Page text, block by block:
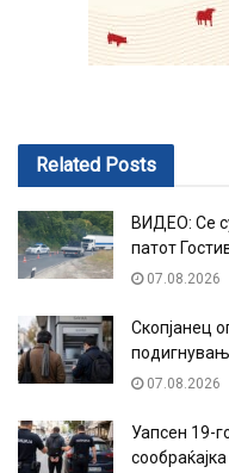
Related Posts
ВИДЕО: Се
патот
07.08.2026
Скопјанец
07.08.2026
Уапсен 19-